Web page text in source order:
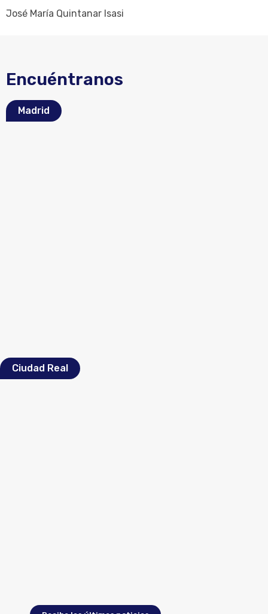
José María Quintanar Isasi
Encuéntranos
Madrid
Ciudad Real